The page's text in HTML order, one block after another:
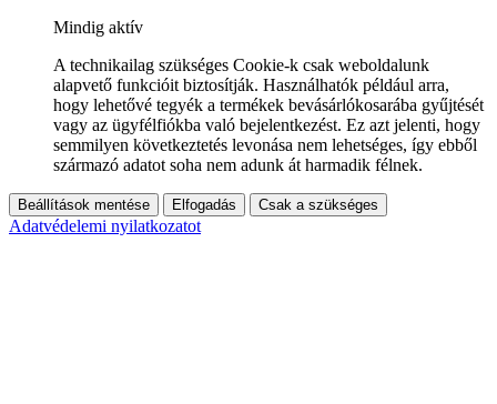
Mindig aktív
A technikailag szükséges Cookie-k csak weboldalunk
alapvető funkcióit biztosítják. Használhatók például arra,
hogy lehetővé tegyék a termékek bevásárlókosarába gyűjtését
vagy az ügyfélfiókba való bejelentkezést. Ez azt jelenti, hogy
semmilyen következtetés levonása nem lehetséges, így ebből
származó adatot soha nem adunk át harmadik félnek.
Beállítások mentése Elfogadás Csak a szükséges
Adatvédelemi nyilatkozatot